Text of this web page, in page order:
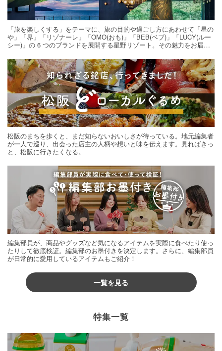
「旅を楽しくする」をテーマに、旅の目的や過ごし方にあわせて「星の
や」「界」「リゾナーレ」「OMO(おも)」「BEB(ベブ)」「LUCY(ルー
シー)」の 6 つのブランドを展開する星野リゾート。その魅力をお届け
松阪のまちを歩くと、まだ知らないおいしさが待っている。地元編集者
が一人で巡り、出会った店主の人柄や想いと味を伝えます。見ればきっ
と、松阪に行きたくなる。
編集部員が、商品やグッズなど気になるアイテムを実際に食べたり使っ
たりして徹底検証。編集部のお墨付きを決定します。さらに、編集部員
が日常的に愛用しているアイテムもご紹介！
一覧を見る
特集一覧